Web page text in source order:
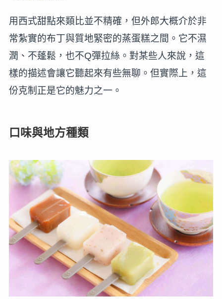
用西式甜點來類比並不精確，但外郎大概介於非
常紮實的布丁與質地緊密的蒸蛋糕之間。它不濕
潤、不蓬鬆，也不Q彈拉絲。對某些人來說，這
樣的描述會讓它聽起來有些無聊。但實際上，這
份克制正是它的魅力之一。
口味與地方種類